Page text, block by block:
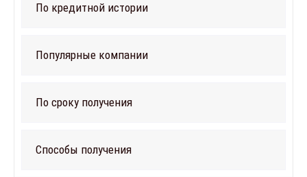
По кредитной истории
Популярные компании
По сроку получения
Способы получения